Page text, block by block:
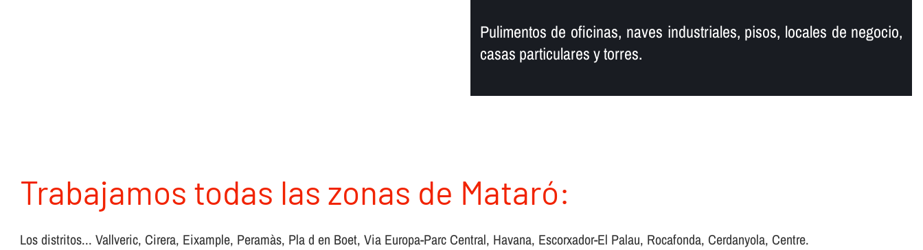
Pulimentos de oficinas, naves industriales, pisos, locales de negocio,
casas particulares y torres.
Trabajamos todas las zonas de Mataró:
Los distritos... Vallveric, Cirera, Eixample, Peramàs, Pla d en Boet, Via Europa-Parc Central, Havana, Escorxador-El Palau, Rocafonda, Cerdanyola, Centre.